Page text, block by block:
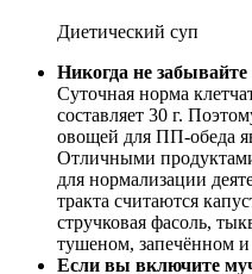
Диетический суп
Никогда не
Суточная норма
составляет 30 г.
овощей для ПП-обеда
Отличными
для нормализации
тракта считаются
стручковая фасоль,
тушеном, запечённом
Если вы включите